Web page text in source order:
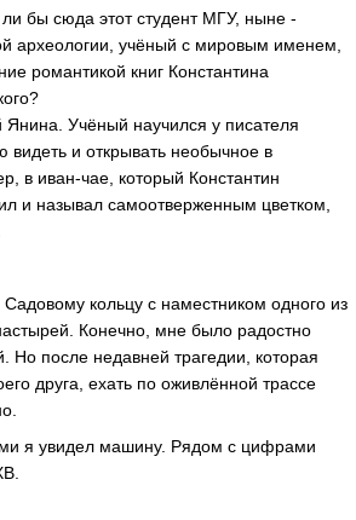
ли бы сюда этот студент МГУ, ныне -
археологии, учёный с мировым именем,
романтикой книг Константина
Янина. Учёный научился у писателя
видеть и открывать необычное в
в иван-чае, который Константин
и называл самоотверженным цветком,
кольцу с наместником одного из
Конечно, мне было радостно
Но после недавней трагедии, которая
друга, ехать по оживлённой трассе
я увидел машину. Рядом с цифрами